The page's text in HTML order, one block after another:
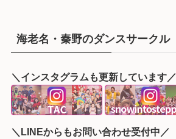
海老名・秦野のダンスサークル
＼インスタグラムも更新しています／
＼LINEからもお問い合わせ受付中／